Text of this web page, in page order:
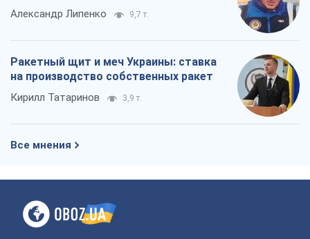
Александр Липенко 9,7 т.
Ракетный щит и меч Украины: ставка
на производство собственных ракет
Кирилл Татаринов 3,9 т.
Все мнения